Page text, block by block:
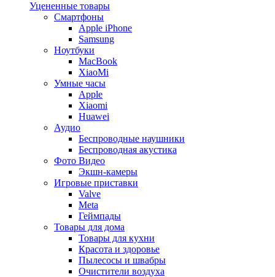
Уцененные товары
Cмартфоны
Apple iPhone
Samsung
Ноутбуки
MacBook
XiaoMi
Умные часы
Apple
Xiaomi
Huawei
Аудио
Беспроводные наушники
Беспроводная акустика
Фото Видео
Экшн-камеры
Игровые приставки
Valve
Meta
Геймпады
Товары для дома
Товары для кухни
Красота и здоровье
Пылесосы и швабры
Очистители воздуха